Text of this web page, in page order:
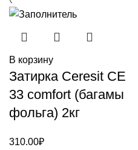
В корзину
Затирка Ceresit CE
33 comfort (багамы
фольга) 2кг
310.00₽